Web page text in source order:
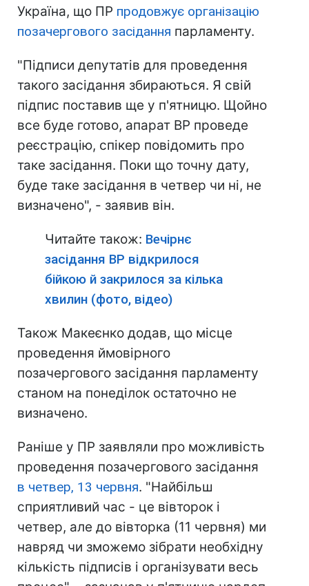
Україна, що ПР продовжує організацію
позачергового засідання парламенту.
"Підписи депутатів для проведення
такого засідання збираються. Я свій
підпис поставив ще у п'ятницю. Щойно
все буде готово, апарат ВР проведе
реєстрацію, спікер повідомить про
таке засідання. Поки що точну дату,
буде таке засідання в четвер чи ні, не
визначено", - заявив він.
Читайте також: Вечірнє
засідання ВР відкрилося
бійкою й закрилося за кілька
хвилин (фото, відео)
Також Макеєнко додав, що місце
проведення ймовірного
позачергового засідання парламенту
станом на понеділок остаточно не
визначено.
Раніше у ПР заявляли про можливість
проведення позачергового засідання
в четвер, 13 червня. "Найбільш
сприятливий час - це вівторок і
четвер, але до вівторка (11 червня) ми
навряд чи зможемо зібрати необхідну
кількість підписів і організувати весь